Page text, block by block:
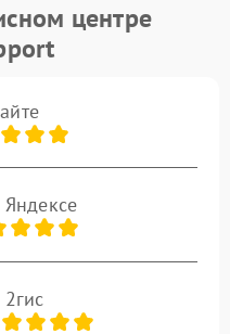
центре
Яндексе